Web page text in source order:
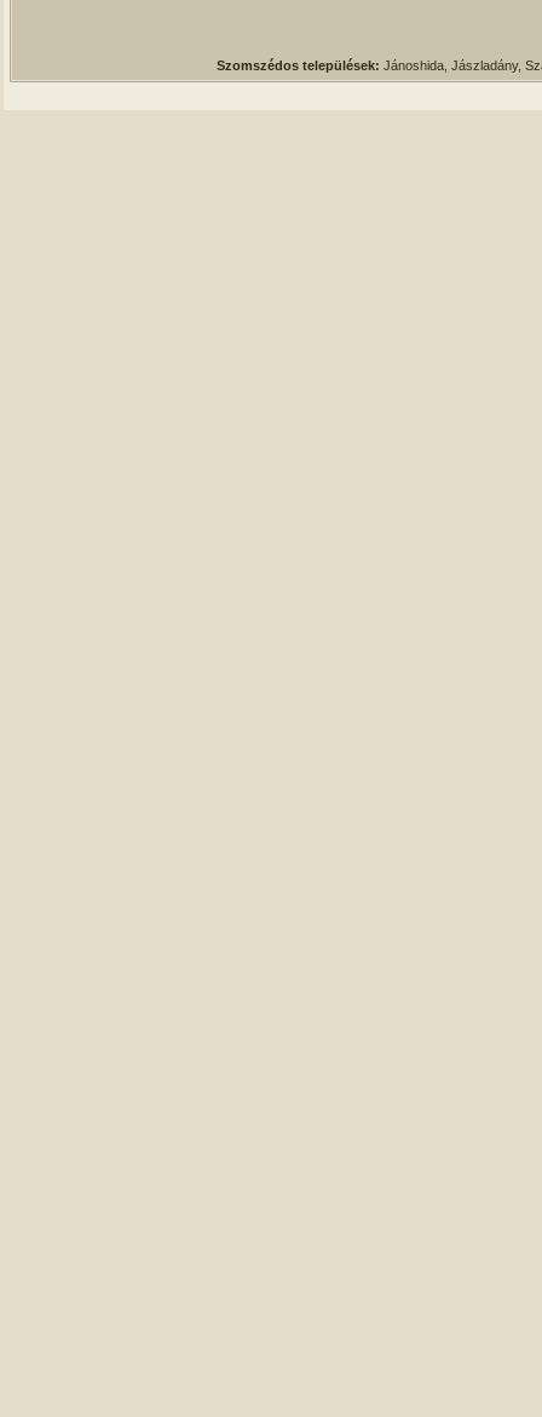
Szomszédos települések: Jánoshida, Jászladány,